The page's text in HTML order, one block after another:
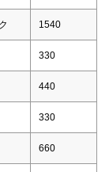
1540
330
440
330
660